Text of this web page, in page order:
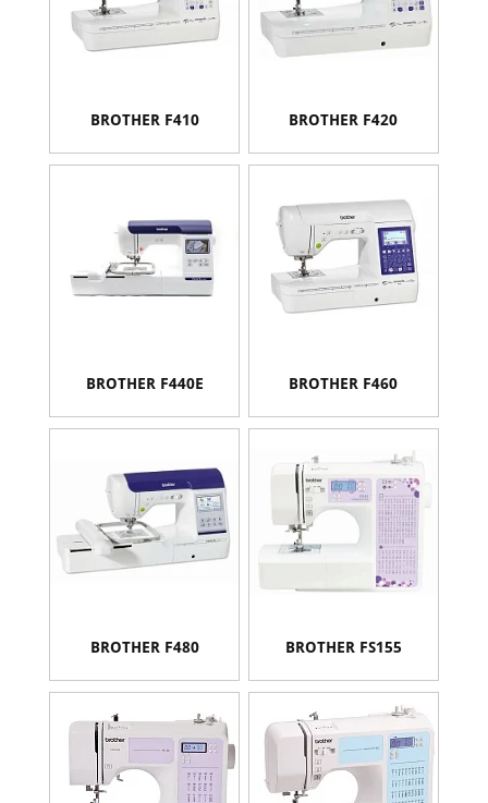
BROTHER F410 BROTHER F420
BROTHER F440E BROTHER F460
BROTHER F480 BROTHER FS155